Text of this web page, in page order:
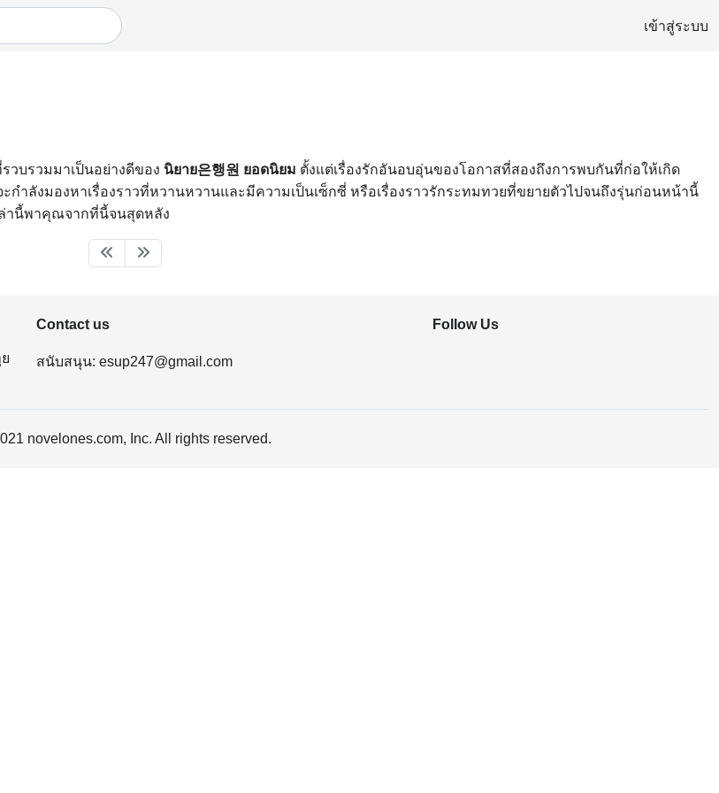
เข้าสู่ระบบ
วบรวมมาเป็นอย่างดีของ นิยาย은행원 ยอดนิยม ตั้งแต่เรื่องรักอันอบอุ่นของโอกาสที่สองถึงการพบกันที่ก่อให้เกิด
ำลังมองหาเรื่องราวที่หวานหวานและมีความเป็นเซ็กซี่ หรือเรื่องราวรักระทมทวยที่ขยายตัวไปจนถึงรุ่นก่อนหน้านี้
านี้พาคุณจากที่นี้จนสุดหลัง
Contact us
สนับสนุน: esup247@gmail.com
Follow Us
novelones.com, Inc. All rights reserved.